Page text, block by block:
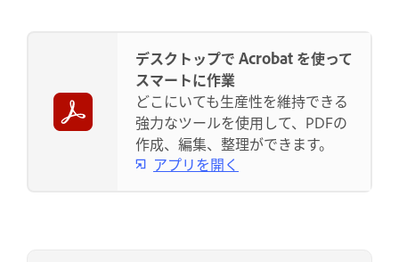
デスクトップで Acrobat を使って
スマートに作業
どこにいても生産性を維持できる
強力なツールを使用して、PDFの
作成、編集、整理ができます。
アプリを開く